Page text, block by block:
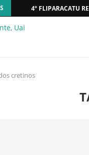
4º FLIPARACATU
cretinos